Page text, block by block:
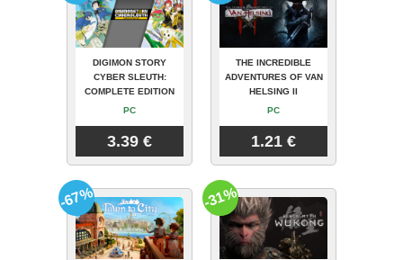
DIGIMON STORY
CYBER SLEUTH:
COMPLETE EDITION
PC
3.39 €
THE INCREDIBLE
ADVENTURES OF VAN
HELSING II
PC
1.21 €
-67% -31%